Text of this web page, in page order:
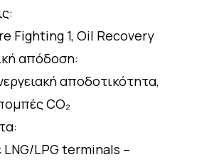
Fighting 1, Oil Recovery
απόδοση:
αποδοτικότητα,
CO₂
LNG/LPG terminals –